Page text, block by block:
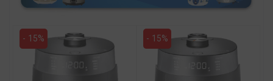
- 15% - 15%